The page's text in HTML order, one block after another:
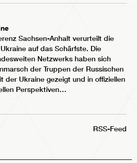
Sachsen-Anhalt verurteilt die
auf das Schärfste. Die
Netzwerks haben sich
der Truppen der Russischen
der Ukraine gezeigt und in offiziellen
Perspektiven…
RSS-Feed